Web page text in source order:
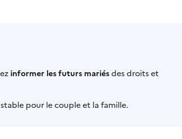
informer les futurs mariésdes droits et
pour le couple et la famille.